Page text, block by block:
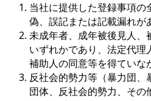
当社に提供した登録事項の
偽、誤記または記載漏れが
未成年者、成年被後見人
いずれかであり、法定代
補助人の同意等を得ていな
反社会的勢力等（暴力団
団体、反社会的勢力、その